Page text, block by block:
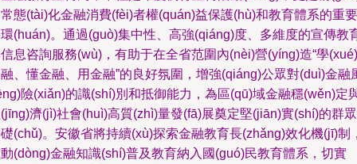
態(tài)化金融消費(fèi)者權(quán)益保護(hù)和教育體系的重要
(huán)。通過(guò)集中性、高強(qiáng)度、多維度的宣傳教
息咨詢服務(wù)，有助于在全省范圍內(nèi)營(yíng)造“學(xué)
、懂金融、用金融”的良好氛圍，增強(qiáng)公眾對(duì)金融
險(xiǎn)的識(shí)別和抵御能力，為區(qū)域金融穩(wěn)定
濟(jì)社會(huì)高質(zhì)量發(fā)展奠定堅(jiān)實(shí)的群眾
(chǔ)。安徽省將持續(xù)探索金融教育長(zhǎng)效化機(jī)制
(dòng)金融知識(shí)普及教育納入國(guó)民教育體系，切實